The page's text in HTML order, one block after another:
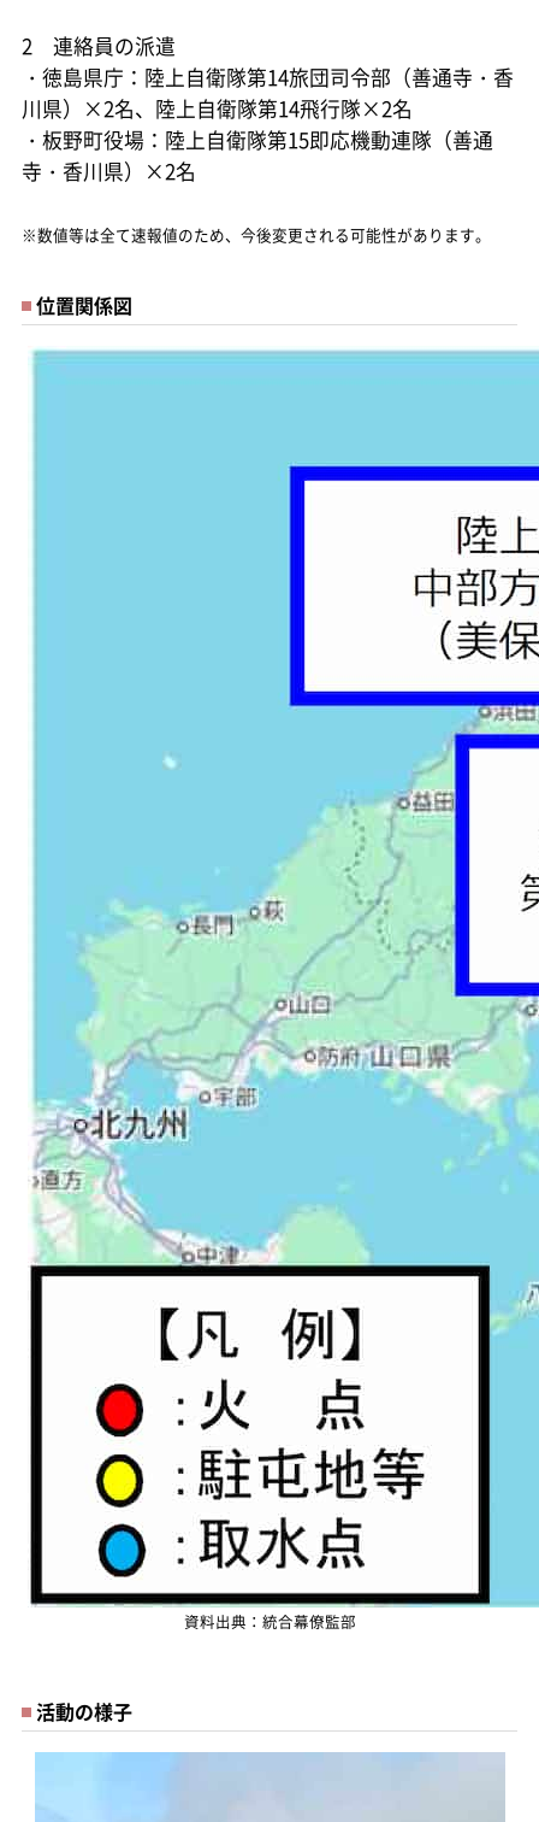
2 連絡員の派遣
・徳島県庁：陸上自衛隊第14旅団司令部（善通寺・香
川県）×2名、陸上自衛隊第14飛行隊×2名
・板野町役場：陸上自衛隊第15即応機動連隊（善通
寺・香川県）×2名
※数値等は全て速報値のため、今後変更される可能性があります。
位置関係図
資料出典：統合幕僚監部
活動の様子